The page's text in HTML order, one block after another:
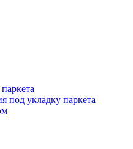
под укладку паркета